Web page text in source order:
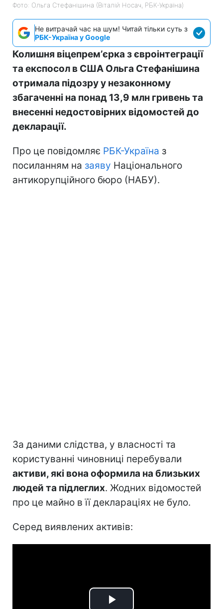
Фото: Ольга Стефанішина (Віталій Носач, РБК-Україна)
Не витрачай час на шум! Читай тільки суть з
РБК-Україна у Google
Колишня віцепремʼєрка з євроінтеграції
та експосол в США Ольга Стефанішина
отримала підозру у незаконному
збагаченні на понад 13,9 млн гривень та
внесенні недостовірних відомостей до
декларації.
Про це повідомляє РБК-Україна з
посиланням на заяву Національного
антикорупційного бюро (НАБУ).
За даними слідства, у власності та
користуванні чиновниці перебували
активи, які вона оформила на близьких
людей та підлеглих. Жодних відомостей
про це майно в її деклараціях не було.
Серед виявлених активів: